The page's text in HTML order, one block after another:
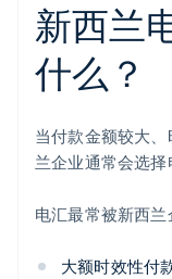
新西兰
什么？
当付款金额较大
兰企业通常会选择
电汇最常被新西兰
大额时效性付